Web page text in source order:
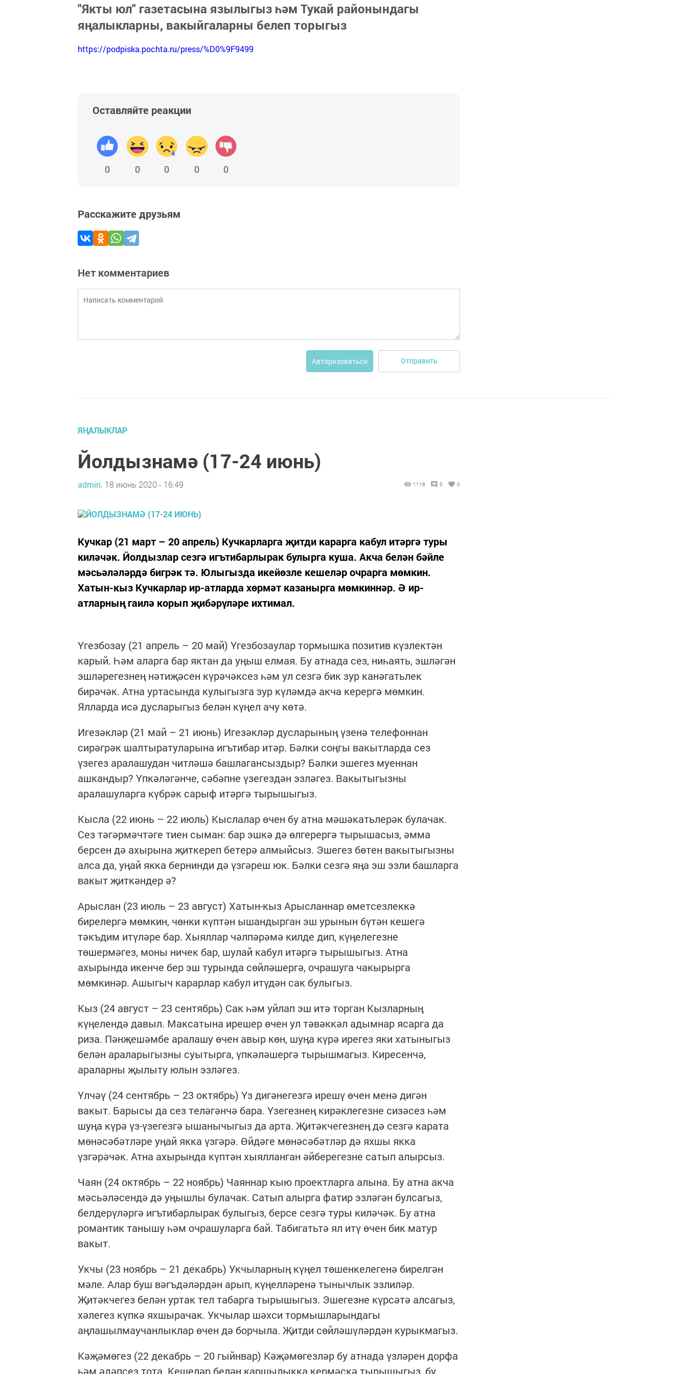
"Якты юл" газетасына язылыгыз һәм Тукай районындагы
яңалыкларны, вакыйгаларны белеп торыгыз
https://podpiska.pochta.ru/press/%D0%9F9499
Оставляйте реакции
0 0 0 0 0
Расскажите друзьям
Нет комментариев
Авторизоваться Отправить
ЯҢАЛЫКЛАР
Йолдызнамә (17-24 июнь)
admin, 18 июнь 2020 - 16:49 1118 0 0
Кучкар (21 март – 20 апрель) Кучкарларга җитди карарга кабул итәргә туры
киләчәк. Йолдызлар сезгә игътибарлырак булырга куша. Акча белән бәйле
мәсьәләләрдә бигрәк тә. Юлыгызда икейөзле кешеләр очрарга мөмкин.
Хатын-кыз Кучкарлар ир-атларда хөрмәт казанырга мөмкиннәр. Ә ир-
атларның гаилә корып җибәрүләре ихтимал.
Үгезбозау (21 апрель – 20 май) Үгезбозаулар тормышка позитив күзлектән
карый. Һәм аларга бар яктан да уңыш елмая. Бу атнада сез, ниһаять, эшләгән
эшләрегезнең нәтиҗәсен күрәчәксез һәм ул сезгә бик зур канәгатьлек
бирәчәк. Атна уртасында кулыгызга зур күләмдә акча керергә мөмкин.
Ялларда исә дусларыгыз белән күңел ачу көтә.
Игезәкләр (21 май – 21 июнь) Игезәкләр дусларының үзенә телефоннан
сирәгрәк шалтыратуларына игътибар итәр. Бәлки соңгы вакытларда сез
үзегез аралашудан читләшә башлагансыздыр? Бәлки эшегез муеннан
ашкандыр? Үпкәләгәнче, сәбәпне үзегездән эзләгез. Вакытыгызны
аралашуларга күбрәк сарыф итәргә тырышыгыз.
Кысла (22 июнь – 22 июль) Кыслалар өчен бу атна мәшәкатьлерәк булачак.
Сез тәгәрмәчтәге тиен сыман: бар эшкә дә өлгерергә тырышасыз, әмма
берсен дә ахырына җиткереп бетерә алмыйсыз. Эшегез бөтен вакытыгызны
алса да, уңай якка бернинди дә үзгәреш юк. Бәлки сезгә яңа эш эзли башларга
вакыт җиткәндер ә?
Арыслан (23 июль – 23 август) Хатын-кыз Арысланнар өметсезлеккә
бирелергә мөмкин, чөнки күптән ышандырган эш урынын бүтән кешегә
тәкъдим итүләре бар. Хыяллар чәлпәрәмә килде дип, күңелегезне
төшермәгез, моны ничек бар, шулай кабул итәргә тырышыгыз. Атна
ахырында икенче бер эш турында сөйләшергә, очрашуга чакырырга
мөмкинәр. Ашыгыч карарлар кабул итүдән сак булыгыз.
Кыз (24 август – 23 сентябрь) Сак һәм уйлап эш итә торган Кызларның
күңелендә давыл. Максатына ирешер өчен ул тәвәккәл адымнар ясарга да
риза. Пәнҗешәмбе аралашу өчен авыр көн, шуңа күрә ирегез яки хатыныгыз
белән араларыгызны суытырга, үпкәләшергә тырышмагыз. Киресенчә,
араларны җылыту юлын эзләгез.
Үлчәү (24 сентябрь – 23 октябрь) Үз дигәнегезгә ирешү өчен менә дигән
вакыт. Барысы да сез теләгәнчә бара. Үзегезнең кирәклегезне сизәсез һәм
шуңа күрә үз-үзегезгә ышанычыгыз да арта. Җитәкчегезнең дә сезгә карата
мөнәсәбәтләре уңай якка үзгәрә. Өйдәге мөнәсәбәтләр дә яхшы якка
үзгәрәчәк. Атна ахырында күптән хыялланган әйберегезне сатып алырсыз.
Чаян (24 октябрь – 22 ноябрь) Чаяннар кыю проектларга алына. Бу атна акча
мәсьәләсендә дә уңышлы булачак. Сатып алырга фатир эзләгән булсагыз,
белдерүләргә игътибарлырак булыгыз, берсе сезгә туры киләчәк. Бу атна
романтик танышу һәм очрашуларга бай. Табигатьтә ял итү өчен бик матур
вакыт.
Укчы (23 ноябрь – 21 декабрь) Укчыларның күңел төшенкелегенә бирелгән
мәле. Алар буш вәгъдәләрдән арып, күңелләренә тынычлык эзлиләр.
Җитәкчегез белән уртак тел табарга тырышыгыз. Эшегезне күрсәтә алсагыз,
хәлегез күпкә яхшырачак. Укчылар шәхси тормышларындагы
аңлашылмаучанлыклар өчен дә борчыла. Җитди сөйләшүләрдән курыкмагыз.
Кәҗәмөгез (22 декабрь – 20 гыйнвар) Кәҗәмөгезләр бу атнада үзләрен дорфа
һәм әдәпсез тота. Кешеләр белән каршылыкка кермәскә тырышыгыз, бу